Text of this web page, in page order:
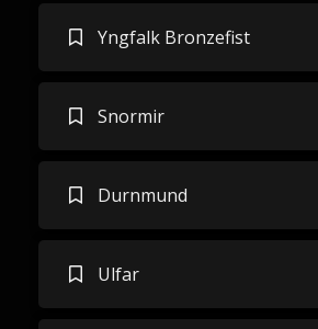
Yngfalk Bronzefist
Snormir
Durnmund
Ulfar